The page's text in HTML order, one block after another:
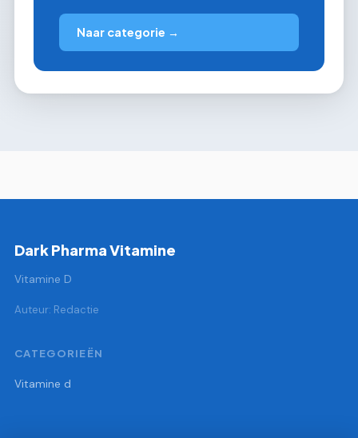
Naar categorie →
Dark Pharma Vitamine
Vitamine D
Auteur: Redactie
CATEGORIEËN
Vitamine d